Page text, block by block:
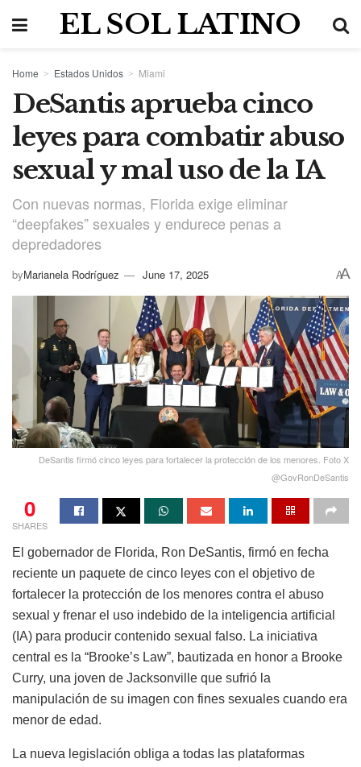
EL SOL LATINO
Home Estados Unidos Miami
DeSantis aprueba cinco
leyes para combatir abuso
sexual y mal uso de la IA
Con nuevas normas, Florida exige eliminar
“deepfakes” sexuales y endurece penas a
depredadores
byMarianela Rodríguez June 17, 2025 AA
DeSantis firmó cinco leyes para fortalecer la protección de los menores. Foto X
@GovRonDeSantis
0
SHARES
El gobernador de Florida, Ron DeSantis, firmó en fecha
reciente un paquete de cinco leyes con el objetivo de
fortalecer la protección de los menores contra el abuso
sexual y frenar el uso indebido de la inteligencia artificial
(IA) para producir contenido sexual falso. La iniciativa
central es la “Brooke’s Law”, bautizada en honor a Brooke
Curry, una joven de Jacksonville que sufrió la
manipulación de su imagen con fines sexuales cuando era
menor de edad.
La nueva legislación obliga a todas las plataformas